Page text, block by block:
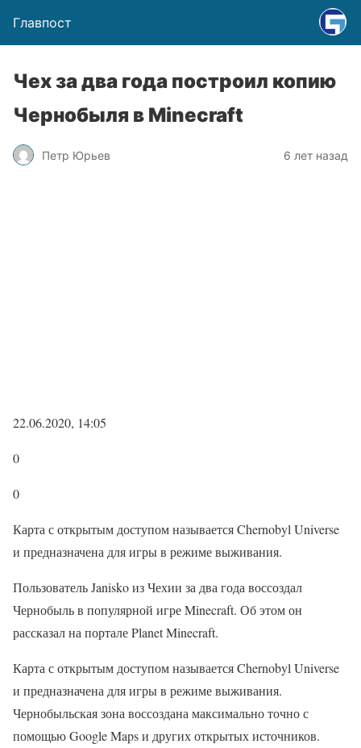
Главпост
Чех за два года построил копию
Чернобыля в Minecraft
Петр Юрьев 6 лет назад
22.06.2020, 14:05
0
0
Карта с открытым доступом называется Chernobyl Universe
и предназначена для игры в режиме выживания.
Пользователь Janisko из Чехии за два года воссоздал
Чернобыль в популярной игре Minecraft. Об этом он
рассказал на портале Planet Minecraft.
Карта с открытым доступом называется Chernobyl Universe
и предназначена для игры в режиме выживания.
Чернобыльская зона воссоздана максимально точно с
помощью Google Maps и других открытых источников.